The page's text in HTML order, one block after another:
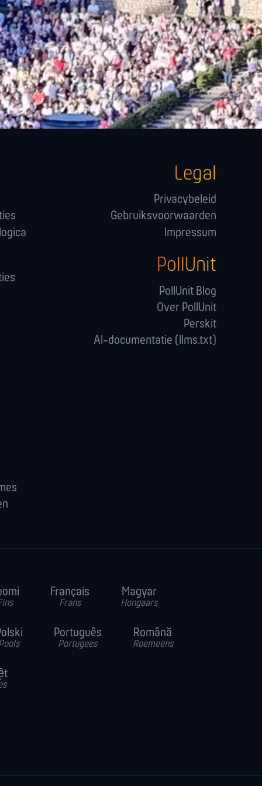
Legal
Privacybeleid
Gebruiksvoorwaarden
Impressum
PollUnit
PollUnit Blog
Over PollUnit
Perskit
AI-documentatie (llms.txt)
Français
Frans
Magyar
Hongaars
Português
Portugees
Română
Roemeens